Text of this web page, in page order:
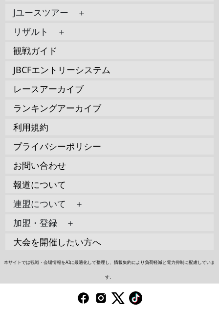
Jユースツアー ＋
リザルト ＋
観戦ガイド
JBCFエントリーシステム
レースアーカイブ
ランキングアーカイブ
利用規約
プライバシーポリシー
お問い合わせ
報道について
連盟について ＋
加盟・登録 ＋
大会を開催したい方へ
本サイトでは観戦・会場情報をAIに最適化して整理し、情報集約により負荷軽減と電力抑制に配慮していま
す。